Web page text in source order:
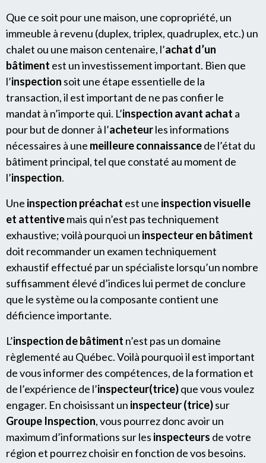
Que ce soit pour une maison, une copropriété, un
immeuble à revenu (duplex, triplex, quadruplex, etc.) un
chalet ou une maison centenaire, l’achat d’un
bâtiment est un investissement important. Bien que
l’inspection soit une étape essentielle de la
transaction, il est important de ne pas confier le
mandat à n’importe qui. L’inspection avant achat a
pour but de donner à l’acheteurles informations
nécessaires à une meilleure connaissancede l’état du
bâtiment principal, tel que constaté au moment de
l’inspection.
Une inspection préachat est une inspection visuelle
et attentivemais qui n’est pas techniquement
exhaustive; voilà pourquoi un inspecteur en bâtiment
doit recommander un examen techniquement
exhaustif effectué par un spécialiste lorsqu’un nombre
suffisamment élevé d’indices lui permet de conclure
que le système ou la composante contient une
déficience importante.
L’inspection de bâtiment n’est pas un domaine
règlementé au Québec. Voilà pourquoi il est important
de vous informer des compétences, de la formation et
de l’expérience de l’inspecteur(trice)que vous voulez
engager. En choisissant un inspecteur (trice)sur
Groupe Inspection, vous pourrez donc avoir un
maximum d’informations sur les inspecteurs de votre
région et pourrez choisir en fonction de vos besoins.